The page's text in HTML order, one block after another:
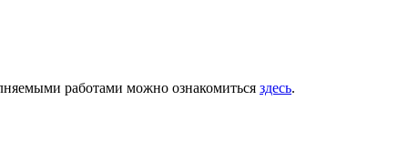
работами можно ознакомиться здесь.